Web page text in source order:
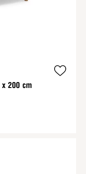
200 cm